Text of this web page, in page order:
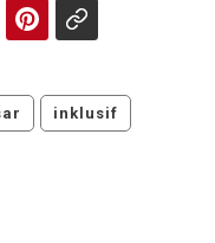
inklusif